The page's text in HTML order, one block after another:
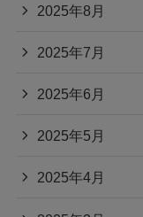
2025年8月
2025年7月
2025年6月
2025年5月
2025年4月